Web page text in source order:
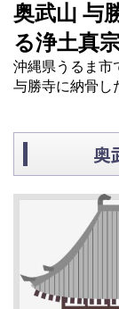
奥武山 与
る浄土真
沖縄県うるま市
与勝寺に納骨し
奥